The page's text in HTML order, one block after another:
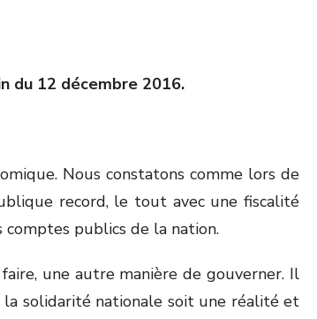
du 12 décembre 2016.
Nous constatons comme lors de
record, le tout avec une fiscalité
publics de la nation.
une autre manière de gouverner. Il
solidarité nationale soit une réalité et